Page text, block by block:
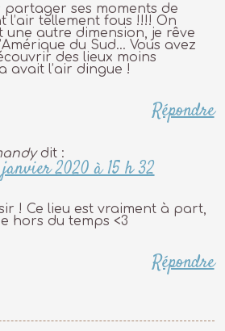
partager ses moments de
l’air tellement fous !!!! On
une autre dimension, je rêve
du Sud… Vous avez
des lieux moins
avait l’air dingue !
Répondre
dit :
2020 à 15 h 32
! Ce lieu est vraiment à part,
hors du temps <3
Répondre